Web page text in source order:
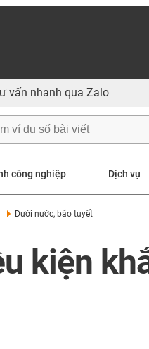
vấn nhanh qua Zalo
công nghiệp Dịch vụ
Dưới nước, bão tuyết
kiện